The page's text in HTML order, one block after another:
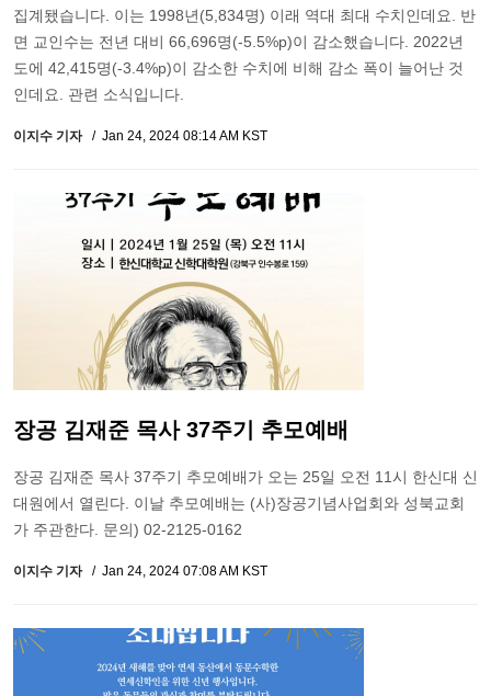
집계됐습니다. 이는 1998년(5,834명) 이래 역대 최대 수치인데요. 반
면 교인수는 전년 대비 66,696명(-5.5%p)이 감소했습니다. 2022년
도에 42,415명(-3.4%p)이 감소한 수치에 비해 감소 폭이 늘어난 것
인데요. 관련 소식입니다.
이지수 기자 Jan 24, 2024 08:14 AM KST
장공 김재준 목사 37주기 추모예배
장공 김재준 목사 37주기 추모예배가 오는 25일 오전 11시 한신대 신
대원에서 열린다. 이날 추모예배는 (사)장공기념사업회와 성북교회
가 주관한다. 문의) 02-2125-0162
이지수 기자 Jan 24, 2024 07:08 AM KST